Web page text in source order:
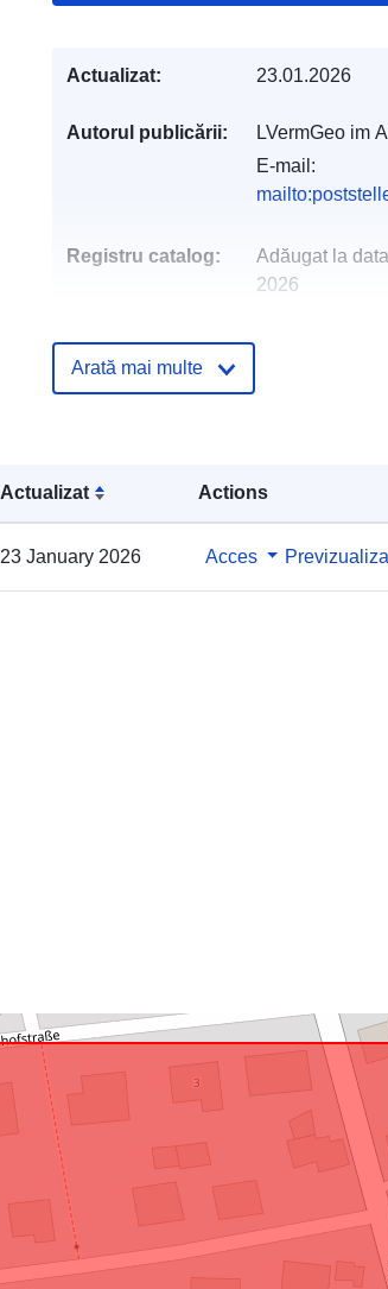
Actualizat Actions
23 January 2026 Acces
Actualizat: 23.01.2026
Autorul publicării:
LVermGeo im
E-mail:
Registru catalog: Adăugat la
2026
Tip: Polygon
uriRef:
http://
Arată mai multe